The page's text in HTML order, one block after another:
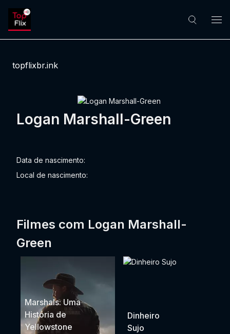
topflixbr.ink
Logan Marshall-Green
Data de nascimento:
Local de nascimento:
Filmes com Logan Marshall-
Green
Marshals: Uma
História de
Yellowstone
Dinheiro
Sujo